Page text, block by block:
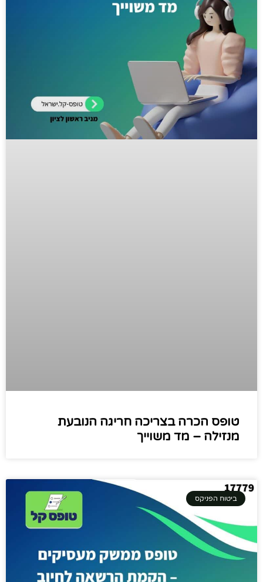
טופס הכרה בצריכה חריגה הנובעת
מנזילה – מד משוייך
ביטוח הפניקס